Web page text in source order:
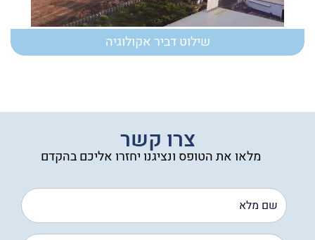
שילוט דביר אקולוגיה
צרו קשר
מלאו את הטופס ונציגנו יחזרו אליכם בהקדם